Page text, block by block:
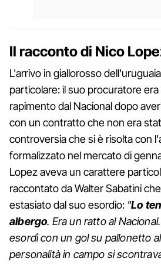
Il racconto di Nico
L'arrivo in giallorosso
particolare: il suo procuratore
rapimento dal Nacional dopo
con un contratto che non era
controversia che si è risolta con
formalizzato nel mercato di
Lopez aveva un carattere
raccontato da Walter Sabatini
estasiato dal suo esordio: "Lo
albergo. Era un ratto al
esordì con un gol su pallonetto
personalità in campo si